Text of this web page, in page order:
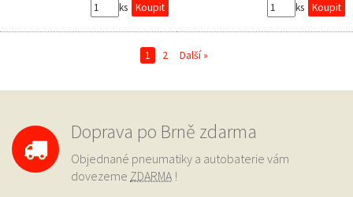
ks
ks
1 2 Další »
Doprava po Brně zdarma
Objednané pneumatiky a autobaterie vám
dovezeme ZDARMA !